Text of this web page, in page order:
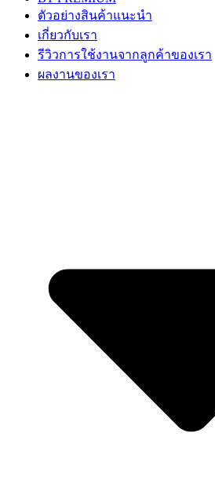
ตัวอย่างสินค้าแนะนำ
เกี่ยวกับเรา
รีวิวการใช้งานจากลูกค้าของเรา
ผลงานของเรา